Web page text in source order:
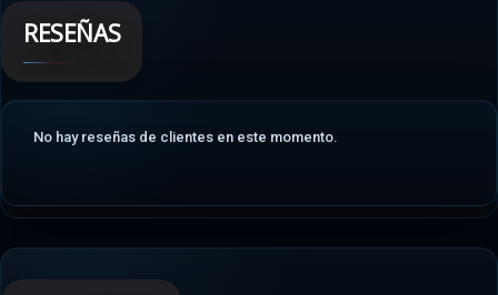
RESEÑAS
No hay reseñas de clientes en este momento.